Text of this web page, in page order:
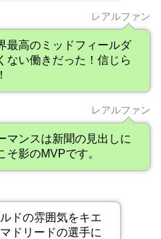
レアルファン
最高のミッドフィールダ
ない働きだった！信じら
レアルファン
マンスは新聞の見出しに
そ影のMVPです。
ドの雰囲気をキエ
ドリードの選手に